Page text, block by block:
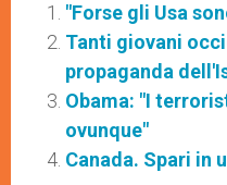
"Forse gli Usa
Tanti giovani
propaganda
Obama: "I
ovunque"
Canada. Spari in